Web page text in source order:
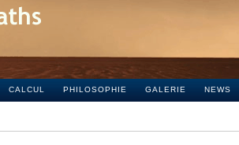
CALCUL PHILOSOPHIE GALERIE NEWS